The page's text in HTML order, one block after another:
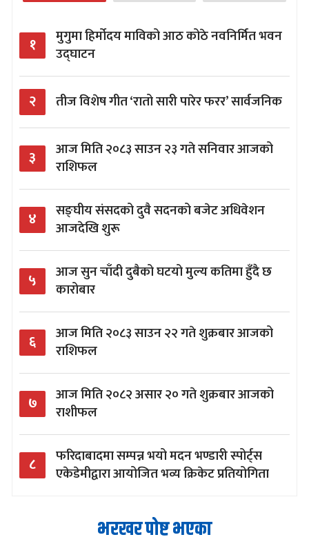
१
मुगुमा हिर्मोदय माविको आठ कोठे नवनिर्मित भवन
उद्घाटन
२ तीज विशेष गीत ‘रातो सारी पारेर फरर’ सार्वजनिक
३
आज मिति २०८३ साउन २३ गते सनिवार आजको
राशिफल
४
सङ्घीय संसदको दुवै सदनको बजेट अधिवेशन
आजदेखि शुरू
५
आज सुन चाँदी दुबैको घटयो मुल्य कतिमा हुँदै छ
कारोबार
६
आज मिति २०८३ साउन २२ गते शुक्रबार आजको
राशिफल
७
आज मिति २०८२ असार २० गते शुक्रबार आजको
राशीफल
८
फरिदाबादमा सम्पन्न भयो मदन भण्डारी स्पोर्ट्स
एकेडेमीद्वारा आयोजित भव्य क्रिकेट प्रतियोगिता
भरखर पोष्ट भएका